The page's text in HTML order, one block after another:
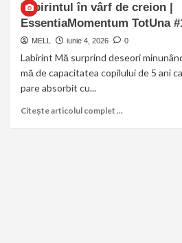
Labirintul în vârf de creion |
EssentiaMomentum TotUna
MELL iunie 4, 2026 0
Labirint Mă surprind deseori
mă de capacitatea copilului de 5 ani
pare absorbit cu...
Citește articolul complet ...